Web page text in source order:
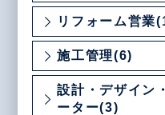
リフォーム営業
施工管理(6)
設計・デザイン
ーター(3)